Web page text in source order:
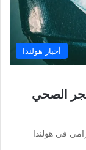
أخبار هولندا
الصحي
في هولندا